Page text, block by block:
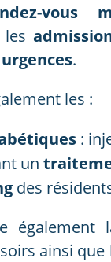
vous
les
.
les :
:
un
des
également
ainsi que